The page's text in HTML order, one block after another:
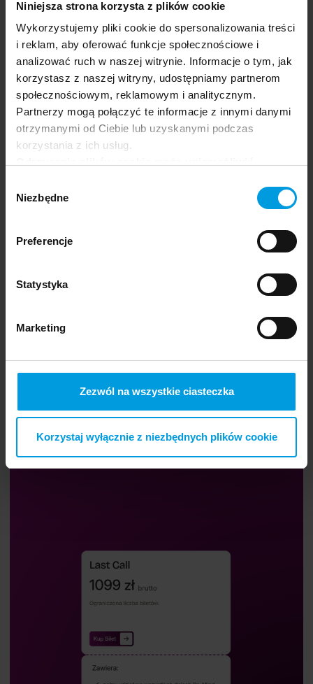
Niniejsza strona korzysta z plików cookie
Wykorzystujemy pliki cookie do spersonalizowania treści
i reklam, aby oferować funkcje społecznościowe i
analizować ruch w naszej witrynie. Informacje o tym, jak
korzystasz z naszej witryny, udostępniamy partnerom
społecznościowym, reklamowym i analitycznym.
Partnerzy mogą połączyć te informacje z innymi danymi
otrzymanymi od Ciebie lub uzyskanymi podczas
korzystania z ich usług.
oferowanych na naszej stronie, w tym m.in. z
zgody
Niezbędne
Preferencje
Statystyka
Marketing
Zezwól na wszystkie ciasteczka
Korzystaj wyłącznie z niezbędnych plików cookie
Festival app.
Buy a ticket.
Buy a ticket and participate in Re_Mind.
Buy Ticket
Buy Ticket